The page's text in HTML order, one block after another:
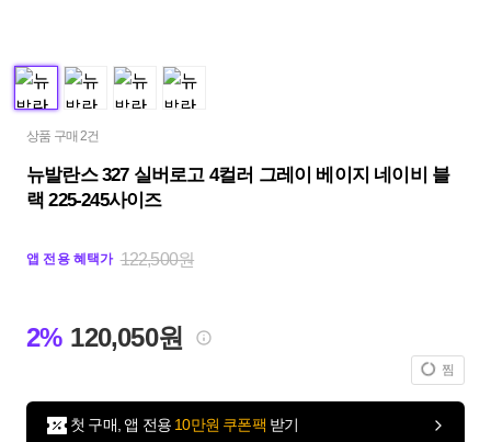
상품 구매 2건
뉴발란스 327 실버로고 4컬러 그레이 베이지 네이비 블
랙 225-245사이즈
앱 전용 혜택가 122,500원
2% 120,050원
찜
첫 구매, 앱 전용 10만원 쿠폰팩 받기